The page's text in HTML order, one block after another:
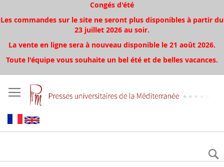
Congés d'été
Les commandes sur le site ne seront plus disponibles à partir du
23 juillet 2026 au soir.
La vente en ligne sera à nouveau disponible le 21 août 2026.
Toute l'équipe vous souhaite un bel été et de belles vacances.